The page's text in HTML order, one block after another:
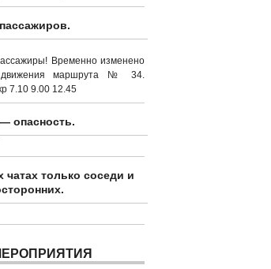
Временно изменено
движения маршрута № 34.
7.10 9.00 12.45
опасность.
только соседи и